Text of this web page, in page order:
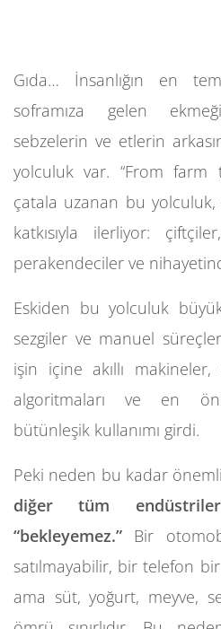
Gıda… İnsanlığın en
soframıza gelen
sebzelerin ve etlerin
yolculuk var. “From farm
çatala uzanan bu yolculuk,
katkısıyla ilerliyor:
perakendeciler ve
Eskiden bu yolculuk
sezgiler ve manuel
işin içine akıllı
algoritmaları ve en
bütünleşik kullanımı girdi.
Peki neden bu kadar
diğer tüm
“bekleyemez.” Bir
satılmayabilir, bir telefon
ama süt, yoğurt, meyve,